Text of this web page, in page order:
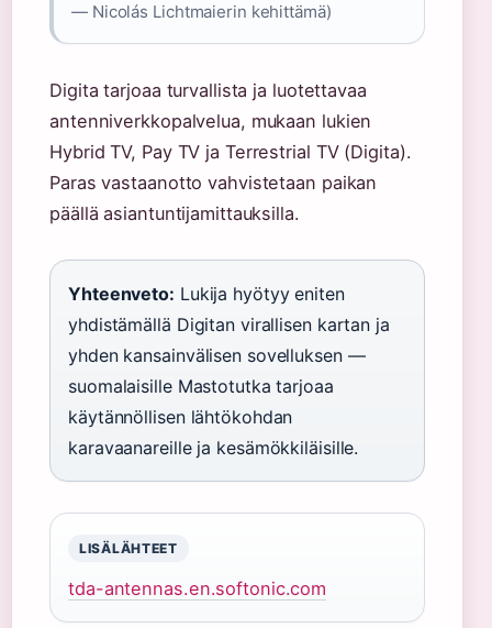
— Nicolás Lichtmaierin kehittämä)
Digita tarjoaa turvallista ja luotettavaa
antenniverkkopalvelua, mukaan lukien
Hybrid TV, Pay TV ja Terrestrial TV (Digita).
Paras vastaanotto vahvistetaan paikan
päällä asiantuntijamittauksilla.
Yhteenveto: Lukija hyötyy eniten
yhdistämällä Digitan virallisen kartan ja
yhden kansainvälisen sovelluksen —
suomalaisille Mastotutka tarjoaa
käytännöllisen lähtökohdan
karavaanareille ja kesämökkiläisille.
LISÄLÄHTEET
tda-antennas.en.softonic.com